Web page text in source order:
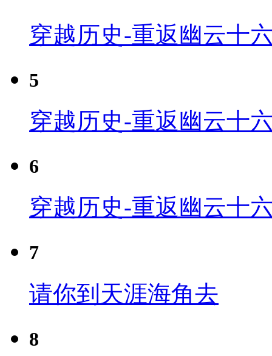
穿越历史-重返幽云十
5
穿越历史-重返幽云十
6
穿越历史-重返幽云十
7
请你到天涯海角去
8